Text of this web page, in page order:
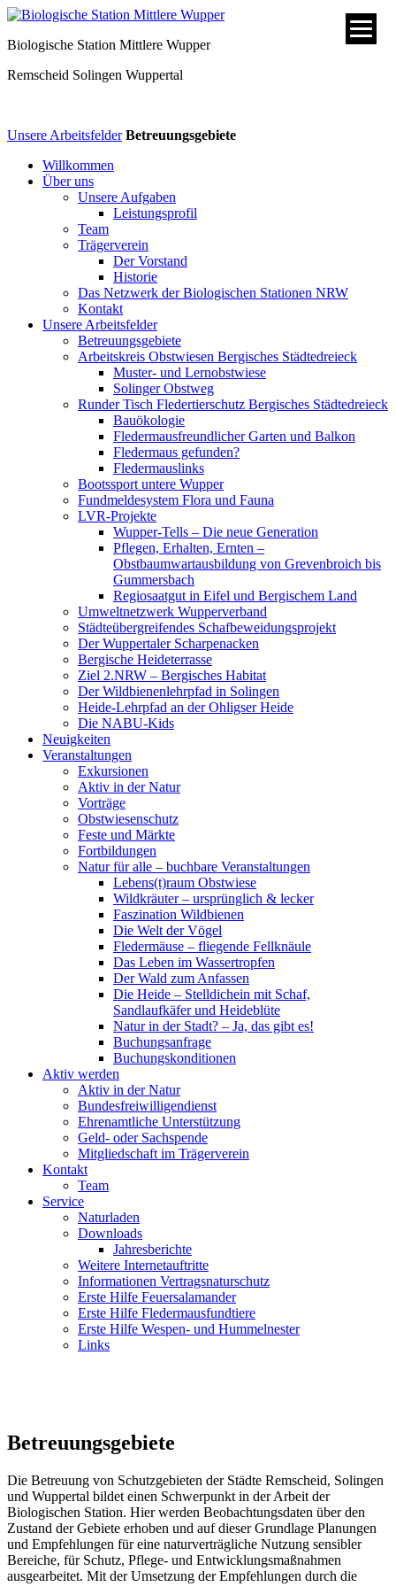
Biologische Station Mittlere Wupper
Remscheid Solingen Wuppertal
Unsere Arbeitsfelder Betreuungsgebiete
Willkommen
Über uns
Unsere Aufgaben
Leistungsprofil
Team
Trägerverein
Der Vorstand
Historie
Das Netzwerk der Biologischen Stationen NRW
Kontakt
Unsere Arbeitsfelder
Betreuungsgebiete
Arbeitskreis Obstwiesen Bergisches Städtedreieck
Muster- und Lernobstwiese
Solinger Obstweg
Runder Tisch Fledertierschutz Bergisches Städtedreieck
Bauökologie
Fledermausfreundlicher Garten und Balkon
Fledermaus gefunden?
Fledermauslinks
Bootssport untere Wupper
Fundmeldesystem Flora und Fauna
LVR-Projekte
Wupper-Tells – Die neue Generation
Pflegen, Erhalten, Ernten –
Obstbaumwartausbildung von Grevenbroich bis
Gummersbach
Regiosaatgut in Eifel und Bergischem Land
Umweltnetzwerk Wupperverband
Städteübergreifendes Schafbeweidungsprojekt
Der Wuppertaler Scharpenacken
Bergische Heideterrasse
Ziel 2.NRW – Bergisches Habitat
Der Wildbienenlehrpfad in Solingen
Heide-Lehrpfad an der Ohligser Heide
Die NABU-Kids
Neuigkeiten
Veranstaltungen
Exkursionen
Aktiv in der Natur
Vorträge
Obstwiesenschutz
Feste und Märkte
Fortbildungen
Natur für alle – buchbare Veranstaltungen
Lebens(t)raum Obstwiese
Wildkräuter – ursprünglich & lecker
Faszination Wildbienen
Die Welt der Vögel
Fledermäuse – fliegende Fellknäule
Das Leben im Wassertropfen
Der Wald zum Anfassen
Die Heide – Stelldichein mit Schaf,
Sandlaufkäfer und Heideblüte
Natur in der Stadt? – Ja, das gibt es!
Buchungsanfrage
Buchungskonditionen
Aktiv werden
Aktiv in der Natur
Bundesfreiwilligendienst
Ehrenamtliche Unterstützung
Geld- oder Sachspende
Mitgliedschaft im Trägerverein
Kontakt
Team
Service
Naturladen
Downloads
Jahresberichte
Weitere Internetauftritte
Informationen Vertragsnaturschutz
Erste Hilfe Feuersalamander
Erste Hilfe Fledermausfundtiere
Erste Hilfe Wespen- und Hummelnester
Links
Betreuungsgebiete
Die Betreuung von Schutzgebieten der Städte Remscheid, Solingen
und Wuppertal bildet einen Schwerpunkt in der Arbeit der
Biologischen Station. Hier werden Beobachtungsdaten über den
Zustand der Gebiete erhoben und auf dieser Grundlage Planungen
und Empfehlungen für eine naturverträgliche Nutzung sensibler
Bereiche, für Schutz, Pflege- und Entwicklungsmaßnahmen
ausgearbeitet. Mit der Umsetzung der Empfehlungen durch die